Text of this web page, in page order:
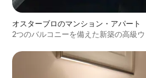
オスターブロのマンション・アパート
2つのバルコニーを備えた新築の高級